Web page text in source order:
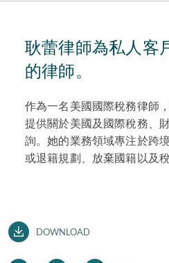
耿蕾律師為私人客
的律師。
作為一名美國國際稅務律師
提供關於美國及國際稅務、
詢。她的業務領域專注於跨
或退籍規劃、放棄國籍以及稅
DOWNLOAD